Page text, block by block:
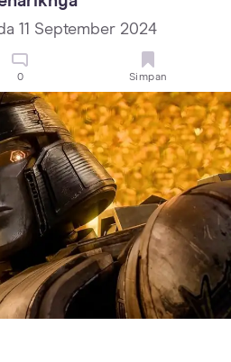
11 September 2024
0 Simpan